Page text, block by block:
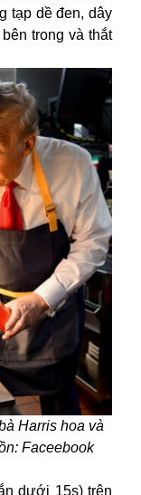
tạp dề đen, dây
trong và thắt
Harris hoa và
Faceebook
dưới 15s) trên